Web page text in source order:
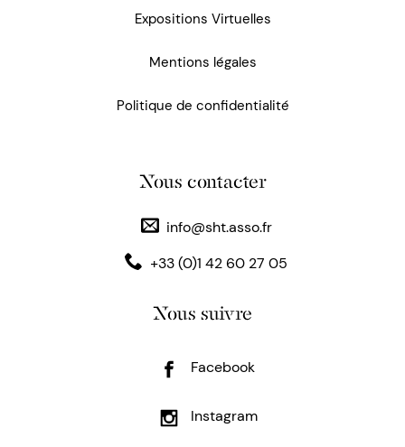
Expositions Virtuelles
Mentions légales
Politique de confidentialité
Nous contacter
info@sht.asso.fr
+33 (0)1 42 60 27 05
Nous suivre
Facebook
Instagram